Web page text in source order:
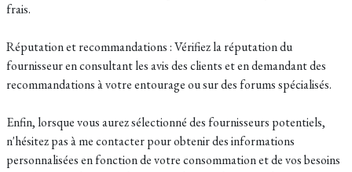
frais.
Réputation et recommandations : Vérifiez la réputation du
fournisseur en consultant les avis des clients et en demandant des
recommandations à votre entourage ou sur des forums spécialisés.
Enfin, lorsque vous aurez sélectionné des fournisseurs potentiels,
n'hésitez pas à me contacter pour obtenir des informations
personnalisées en fonction de votre consommation et de vos besoins